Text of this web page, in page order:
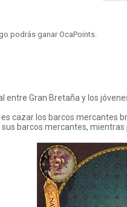
podrás ganar OcaPoints.
entre Gran Bretaña y los
cazar los barcos mercantes
barcos mercantes, mientras